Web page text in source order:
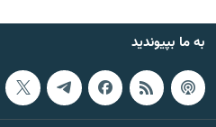
به ما بپیوندید